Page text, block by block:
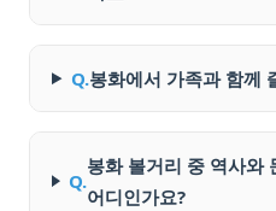
Q.봉화에서 가족과 함께
Q.
봉화 볼거리 중 역사와
어디인가요?